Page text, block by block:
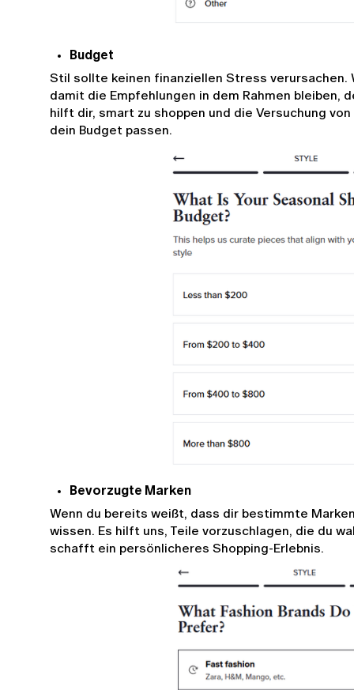
Budget
Stil sollte keinen finanziellen Stress verursachen.
damit die Empfehlungen in dem Rahmen bleiben,
hilft dir, smart zu shoppen und die Versuchung
dein Budget passen.
Bevorzugte Marken
Wenn du bereits weißt, dass dir bestimmte
wissen. Es hilft uns, Teile vorzuschlagen, die du
schafft ein persönlicheres Shopping-Erlebnis.